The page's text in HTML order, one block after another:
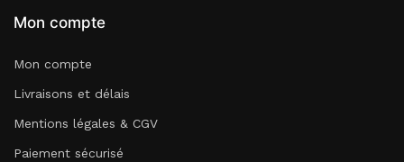
Mon compte
Mon compte
Livraisons et délais
Mentions légales & CGV
Paiement sécurisé